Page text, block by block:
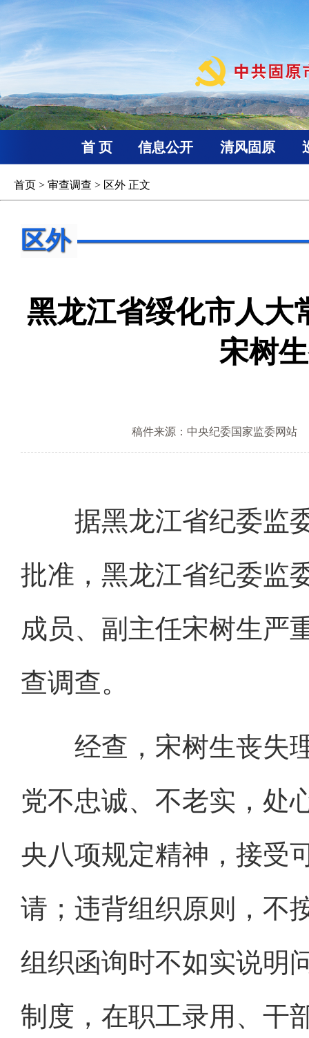
首 页 信息公开 清风固原
首页 > 审查调查 > 区外 正文
区外
黑龙江省绥化市人大
宋树
稿件来源：中央纪委国家监委网站
据黑龙江省纪委监委
批准，黑龙江省纪委监
成员、副主任宋树生严
查调查。
经查，宋树生丧失理
党不忠诚、不老实，处
央八项规定精神，接受
请；违背组织原则，不
组织函询时不如实说明
制度，在职工录用、干